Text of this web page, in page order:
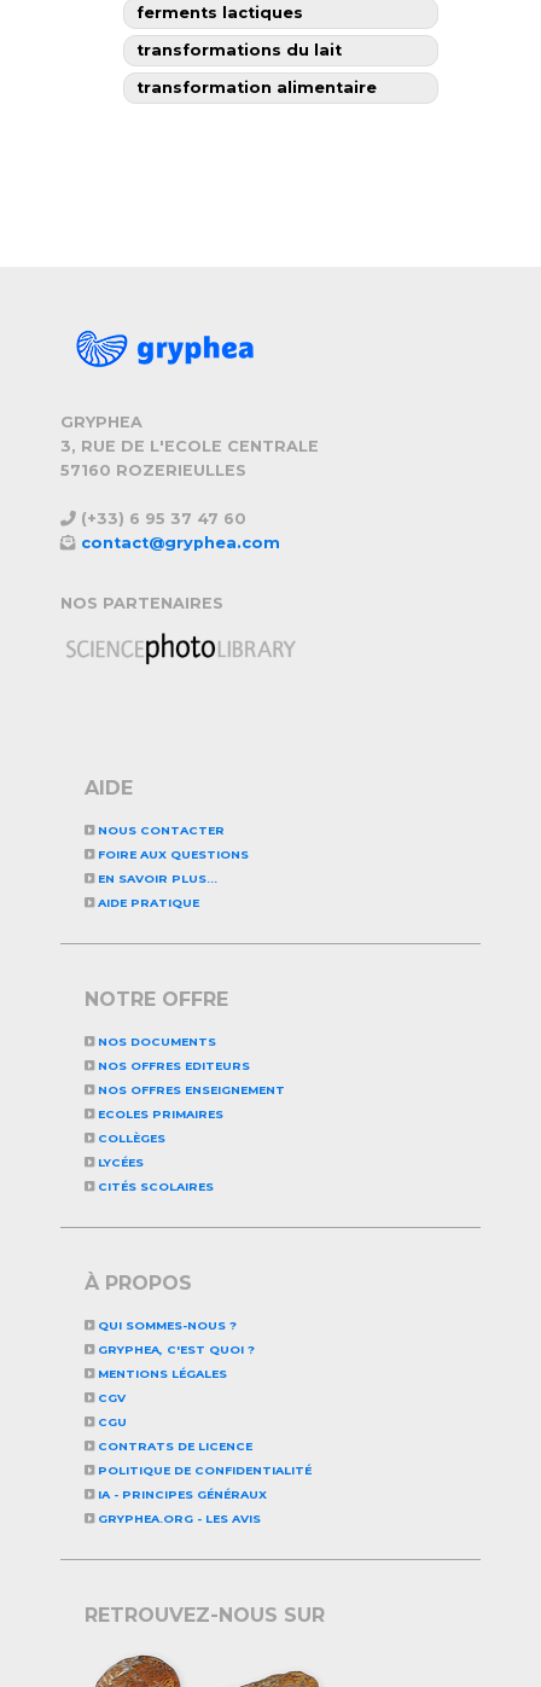
ferments lactiques
transformations du lait
transformation alimentaire
GRYPHEA
3, RUE DE L'ECOLE CENTRALE
57160 ROZERIEULLES
(+33) 6 95 37 47 60
contact@gryphea.com
NOS PARTENAIRES
AIDE
NOUS CONTACTER
FOIRE AUX QUESTIONS
EN SAVOIR PLUS...
AIDE PRATIQUE
NOTRE OFFRE
NOS DOCUMENTS
NOS OFFRES EDITEURS
NOS OFFRES ENSEIGNEMENT
ECOLES PRIMAIRES
COLLÈGES
LYCÉES
CITÉS SCOLAIRES
À PROPOS
QUI SOMMES-NOUS ?
GRYPHEA, C'EST QUOI ?
MENTIONS LÉGALES
CGV
CGU
CONTRATS DE LICENCE
POLITIQUE DE CONFIDENTIALITÉ
IA - PRINCIPES GÉNÉRAUX
GRYPHEA.ORG - LES AVIS
RETROUVEZ-NOUS SUR